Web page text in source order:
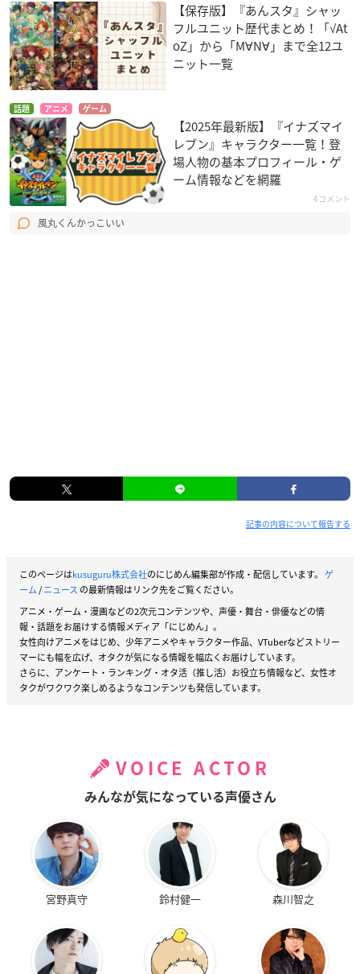
【保存版】『あんスタ』シャッ
フルユニット歴代まとめ！「√At
oZ」から「M∀N∀」まで全12ユ
ニット一覧
話題 アニメ ゲーム
【2025年最新版】『イナズマイ
レブン』キャラクター一覧！登
場人物の基本プロフィール・ゲ
ーム情報などを網羅
4コメント
風丸くんかっこいい
記事の内容について報告する
このページはkusuguru株式会社のにじめん編集部が作成・配信しています。 ゲ
ーム/ニュース の最新情報はリンク先をご覧ください。
アニメ・ゲーム・漫画などの2次元コンテンツや、声優・舞台・俳優などの情
報・話題をお届けする情報メディア「にじめん」。
女性向けアニメをはじめ、少年アニメやキャラクター作品、VTuberなどストリー
マーにも幅を広げ、オタクが気になる情報を幅広くお届けしています。
さらに、アンケート・ランキング・オタ活（推し活）お役立ち情報など、女性オ
タクがワクワク楽しめるようなコンテンツも発信しています。
VOICE ACTOR
みんなが気になっている声優さん
宮野真守 鈴村健一 森川智之